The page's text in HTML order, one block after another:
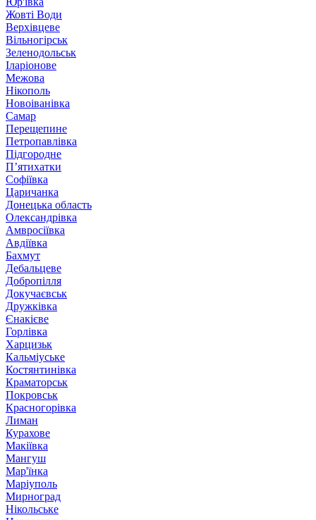
Жовті Води
Верхівцеве
Вільногірськ
Зеленодольськ
Іларіонове
Межова
Нікополь
Новоіванівка
Самар
Перещепине
Петропавлівка
Підгородне
П’ятихатки
Софіївка
Царичанка
Донецька область
Олександрівка
Амвросіївка
Авдіївка
Бахмут
Дебальцеве
Добропілля
Докучаєвськ
Дружківка
Єнакієве
Горлівка
Харцизьк
Кальміуське
Костянтинівка
Краматорськ
Покровськ
Красногорівка
Лиман
Курахове
Макіївка
Мангуш
Мар'їнка
Маріуполь
Мирноград
Нікольське